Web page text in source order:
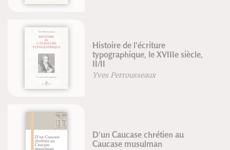
Histoire de l'écriture
typographique, le XVIIIe siècle,
II/II
Yves Perrousseaux
D'un Caucase chrétien au
Caucase musulman